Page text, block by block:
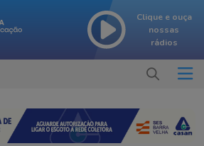
Clique e ouça
nossas
rádios